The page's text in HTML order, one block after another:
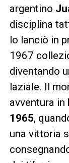
argentino
disciplina
lo lanciò in
1967
diventando
laziale. Il
avventura in
1965,
una vittoria